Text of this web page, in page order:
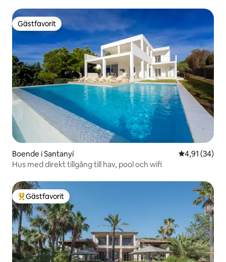
Gästfavorit
Gästfavorit
Boende i Santanyí 4,91 av 5 i
4,91 (34)
Hus med direkt tillgång till hav, pool och wifi
Populär gästfavorit
Gästfavorit